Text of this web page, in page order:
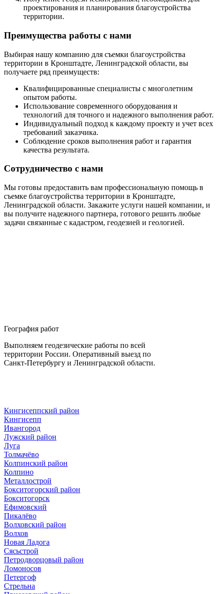
проектирования и планирования благоустройства
территории.
Преимущества работы с нами
Выбирая нашу компанию для съемки благоустройства
территории в Кронштадте, Ленинградской области, вы
получаете ряд преимуществ:
Квалифицированные специалисты с многолетним
опытом работы.
Использование современного оборудования и
технологий для точного и надежного выполнения работ.
Индивидуальный подход к каждому проекту и учет всех
требований заказчика.
Соблюдение сроков выполнения работ и гарантия
качества результата.
Сотрудничество с нами
Мы готовы предоставить вам профессиональную помощь в
съемке благоустройства территории в Кронштадте,
Ленинградской области. Закажите услуги нашей компании, и
вы получите надежного партнера, готового решить любые
задачи связанные с кадастром, геодезией и геологией.
География работ
Выполняем геодезические работы по всей
территории России. Оперативный выезд по
Санкт-Петербургу и Ленинградской области.
Кингисеппский район
Кингисепп
Ивангород
Лужский район
Луга
Толмачёво
Колпинский район
Колпино
Металлострой
Бокситогорский район
Бокситогорск
Ефимовский
Пикалёво
Волховский район
Волхов
Новая Ладога
Сясьстрой
Петродворцовый район
Ломоносов
Петергоф
Стрельна